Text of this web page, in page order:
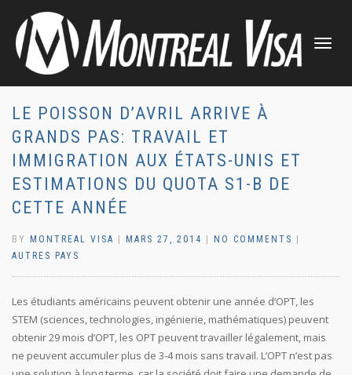
TOGGLE
LE POISSON D’AVRIL ARRIVE À
GRANDS PAS: TRAVAIL ET
IMMIGRATION AUX ÉTATS-UNIS ET
ESTIMATIONS DU QUOTA S1-B DE
CETTE ANNÉE
BY MONTREAL VISA MARS 27, 2014 NO COMMENTS
AUTRES PAYS
Les étudiants américains peuvent obtenir une année d’OPT, les
STEM (sciences, technologies, ingénierie, mathématiques) peuvent
obtenir 29 mois d’OPT, les OPT peuvent travailler légalement, mais
ne peuvent accumuler plus de 3-4 mois sans travail. L’OPT n’est pas